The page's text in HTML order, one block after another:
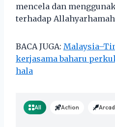
mencela dan
terhadap
BACA JUGA:
kerjasama baharu
hala